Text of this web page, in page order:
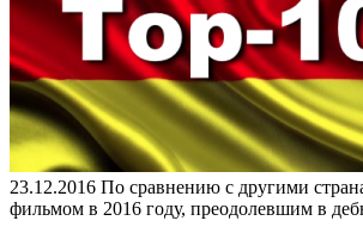
23.12.2016 По сравнению с другими
фильмом в 2016 году, преодолевшим в